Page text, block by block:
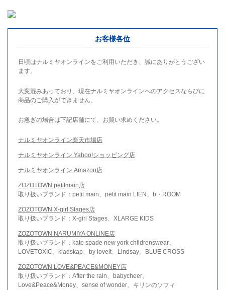
お客様各位
日頃はナルミヤオンラインをご利用いただき、誠にありがとうござい
ます。
大変混みあっており、現在ナルミヤオンラインへのアクセスならびに
商品のご購入ができません。
お急ぎの場合は下記店舗にて、お買い求めください。
ナルミヤオンライン楽天市場店
ナルミヤオンライン Yahoo!ショッピング店
ナルミヤオンライン Amazon店
ZOZOTOWN petitmain店
取り扱いブランド：petit main、petit main LIEN、b・ROOM
ZOZOTOWN X-girl Stages店
取り扱いブランド：X-girl Stages、XLARGE KIDS
ZOZOTOWN NARUMIYA ONLINE店
取り扱いブランド：kate spade new york childrenswear、
LOVETOXIC、kladskap、by loveit、Lindsay、BLUE CROSS
ZOZOTOWN LOVE&PEACE&MONEY店
取り扱いブランド：After the rain、babycheer、
Love&Peace&Money、sense of wonder、キリンのソフィ